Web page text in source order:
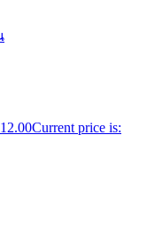
12.00Current price is: